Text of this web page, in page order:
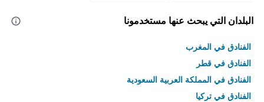
البلدان التي يبحث عنها مستخدمونا
الفنادق في المغرب
الفنادق في قطر
الفنادق في المملكة العربية السعودية
الفنادق في تركيا